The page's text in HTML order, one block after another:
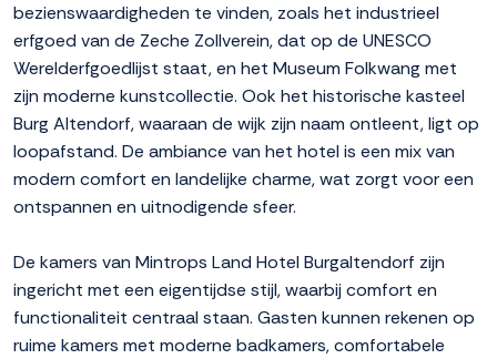
bezienswaardigheden te vinden, zoals het industrieel
erfgoed van de Zeche Zollverein, dat op de UNESCO
Werelderfgoedlijst staat, en het Museum Folkwang met
zijn moderne kunstcollectie. Ook het historische kasteel
Burg Altendorf, waaraan de wijk zijn naam ontleent, ligt op
loopafstand. De ambiance van het hotel is een mix van
modern comfort en landelijke charme, wat zorgt voor een
ontspannen en uitnodigende sfeer.
De kamers van Mintrops Land Hotel Burgaltendorf zijn
ingericht met een eigentijdse stijl, waarbij comfort en
functionaliteit centraal staan. Gasten kunnen rekenen op
ruime kamers met moderne badkamers, comfortabele